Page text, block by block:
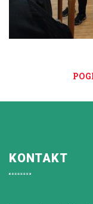
KONTAKT